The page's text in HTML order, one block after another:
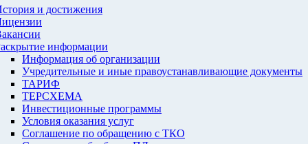
и достижения
информации
Информация об организации
Учредительные и иные правоустанавливающие документы
ТАРИФ
ТЕРСХЕМА
Инвестиционные программы
Условия оказания услуг
Соглашение по обращению с ТКО